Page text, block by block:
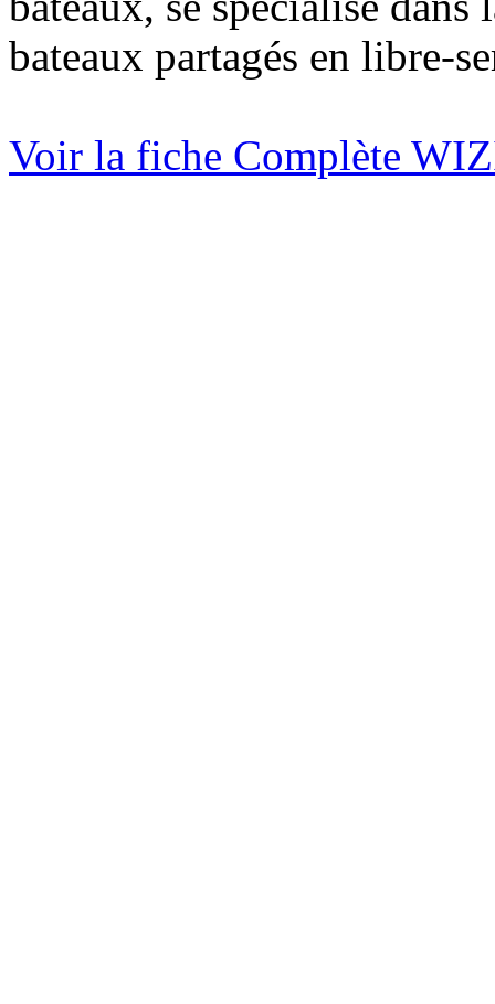
bateaux partagés en libre-
Voir la fiche Complète